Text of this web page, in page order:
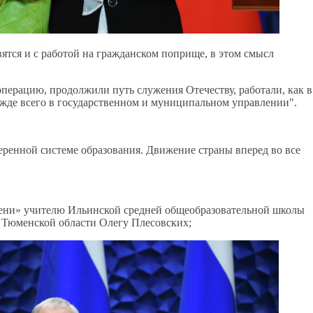
и с работой на гражданском поприще, в этом смысл
продолжили путь служения Отечеству, работали, как в
всего в государственном и муниципальном управлении".
системе образования. Движение страны вперед во все
учителю Ильинской средней общеобразовательной школы
области Олегу Плесовских;